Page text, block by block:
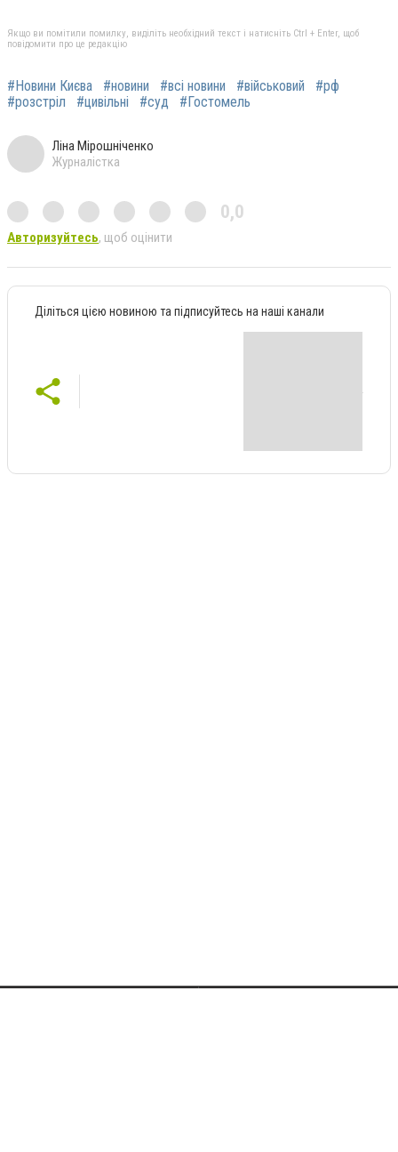
Якщо ви помітили помилку, виділіть необхідний текст і натисніть Ctrl + Enter, щоб
повідомити про це редакцію
#Новини Києва #новини #всі новини #військовий
#рф
#розстріл
#цивільні #суд #Гостомель
Ліна Мірошніченко
Журналістка
0,0
Авторизуйтесь, щоб оцінити
Діліться цією новиною та підписуйтесь на наші канали